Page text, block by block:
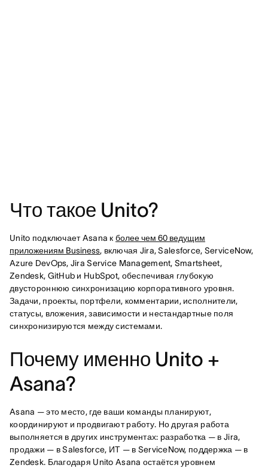
Что такое Unito?
Unito подключает Asana к более чем 60 ведущим
приложениям Business, включая Jira, Salesforce, ServiceNow,
Azure DevOps, Jira Service Management, Smartsheet,
Zendesk, GitHub и HubSpot, обеспечивая глубокую
двустороннюю синхронизацию корпоративного уровня.
Задачи, проекты, портфели, комментарии, исполнители,
статусы, вложения, зависимости и нестандартные поля
синхронизируются между системами.
Почему именно Unito +
Asana?
Asana — это место, где ваши команды планируют,
координируют и продвигают работу. Но другая работа
выполняется в других инструментах: разработка — в Jira,
продажи — в Salesforce, ИТ — в ServiceNow, поддержка — в
Zendesk. Благодаря Unito Asana остаётся уровнем